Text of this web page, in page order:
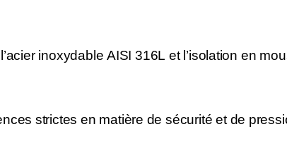
inoxydable AISI 316L et l’isolation en
strictes en matière de sécurité et de